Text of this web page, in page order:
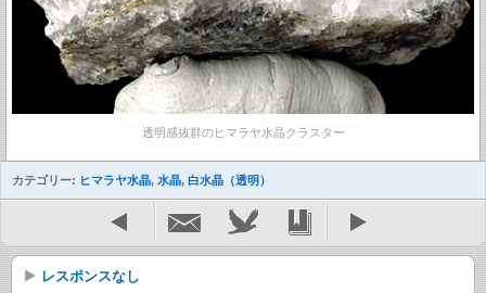
透明感抜群のヒマラヤ水晶クラスター
カテゴリー: ヒマラヤ水晶, 水晶, 白水晶（透明）
レスポンスなし